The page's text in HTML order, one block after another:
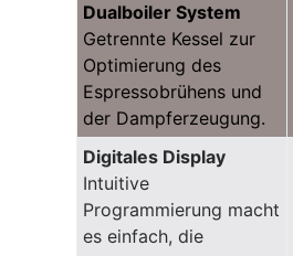
Dualboiler System
Getrennte Kessel zur
Optimierung des
Espressobrühens und
der Dampferzeugung.
Digitales Display
Intuitive
Programmierung macht
es einfach, die